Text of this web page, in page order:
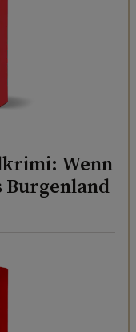
Wenn
Burgenland